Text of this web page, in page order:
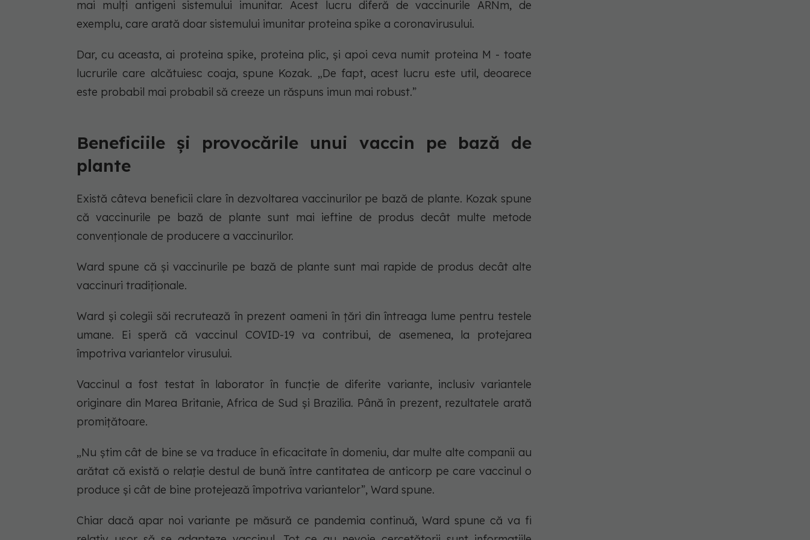
mai mulți antigeni sistemului imunitar. Acest lucru diferă de vaccinurile ARNm, de
exemplu, care arată doar sistemului imunitar proteina spike a coronavirusului.
Dar, cu aceasta, ai proteina spike, proteina plic, și apoi ceva numit proteina M - toate
lucrurile care alcătuiesc coaja, spune Kozak. „De fapt, acest lucru este util, deoarece
este probabil mai probabil să creeze un răspuns imun mai robust.”
Beneficiile și provocările unui vaccin pe bază de
plante
Există câteva beneficii clare în dezvoltarea vaccinurilor pe bază de plante. Kozak spune
că vaccinurile pe bază de plante sunt mai ieftine de produs decât multe metode
convenționale de producere a vaccinurilor.
Ward spune că și vaccinurile pe bază de plante sunt mai rapide de produs decât alte
vaccinuri tradiționale.
Ward și colegii săi recrutează în prezent oameni în țări din întreaga lume pentru testele
umane. Ei speră că vaccinul COVID-19 va contribui, de asemenea, la protejarea
împotriva variantelor virusului.
Vaccinul a fost testat în laborator în funcție de diferite variante, inclusiv variantele
originare din Marea Britanie, Africa de Sud și Brazilia. Până în prezent, rezultatele arată
promițătoare.
„Nu știm cât de bine se va traduce în eficacitate în domeniu, dar multe alte companii au
arătat că există o relație destul de bună între cantitatea de anticorp pe care vaccinul o
produce și cât de bine protejează împotriva variantelor”, Ward spune.
Chiar dacă apar noi variante pe măsură ce pandemia continuă, Ward spune că va fi